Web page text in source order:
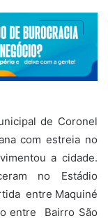
de Coronel
com estreia no
a cidade.
no Estádio
entre Maquiné
entre Bairro São